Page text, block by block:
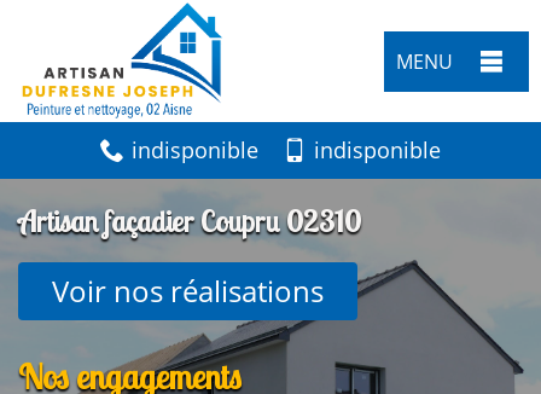
MENU
indisponible indisponible
Artisan façadier Coupru 02310
Voir nos réalisations
Nos engagements